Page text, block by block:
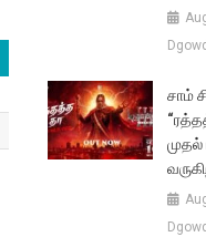
சாம்
முதல்